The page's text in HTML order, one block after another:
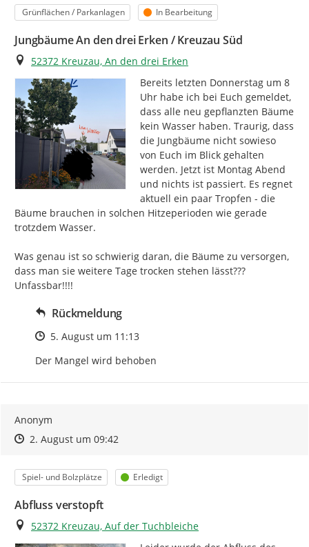
Kategorie
Grünflächen / Parkanlagen Status
In Bearbeitung
Jungbäume An den drei Erken / Kreuzau Süd
Ort
52372 Kreuzau, An den drei Erken
Bereits letzten Donnerstag um 8
Uhr habe ich bei Euch gemeldet,
dass alle neu gepflanzten Bäume
kein Wasser haben. Traurig, dass
die Jungbäume nicht sowieso
von Euch im Blick gehalten
werden. Jetzt ist Montag Abend
und nichts ist passiert. Es regnet
aktuell ein paar Tropfen - die
Bäume brauchen in solchen Hitzeperioden wie gerade
trotzdem Wasser.
Was genau ist so schwierig daran, die Bäume zu versorgen,
dass man sie weitere Tage trocken stehen lässt???
Unfassbar!!!!
Rückmeldung
Zeitpunkt des Erstellens
5. August um 11:13
Der Mangel wird behoben
Anonym
Zeitpunkt des Erstellens
Zeitpunkt des Erstellens
2. August um 09:42Zur Äußerung
Kategorie
Spiel- und Bolzplätze Status
Erledigt
Abfluss verstopft
Ort
52372 Kreuzau, Auf der Tuchbleiche